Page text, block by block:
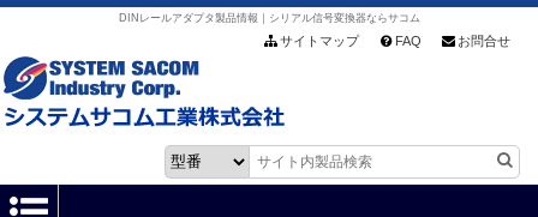
DINレールアダプタ製品情報｜シリアル信号変換器ならサコム
サイトマップ FAQ お問合せ